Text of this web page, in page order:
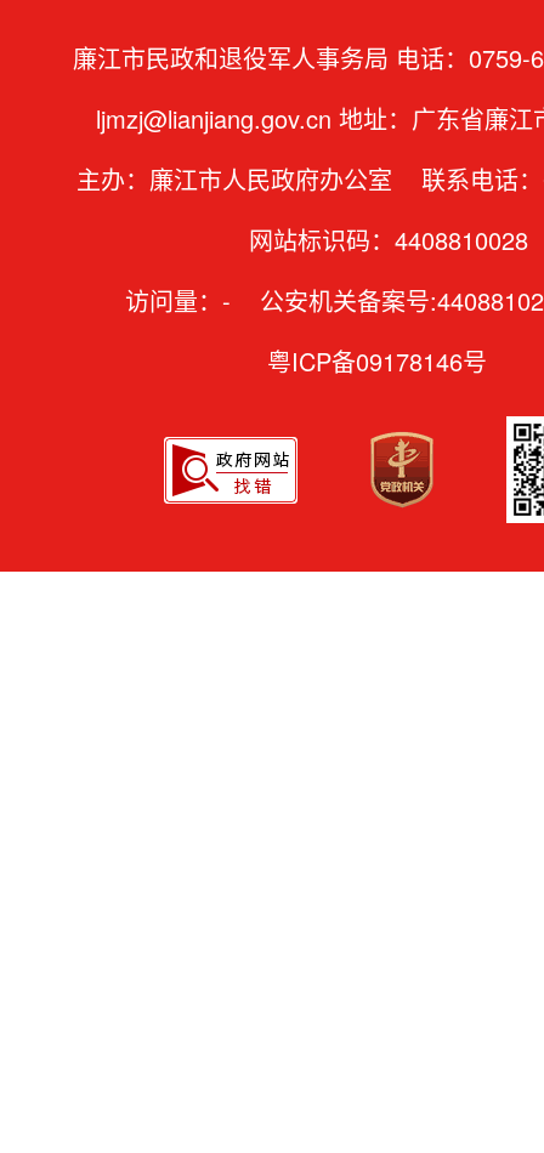
廉江市民政和退役军人事务局 电话：0759-
ljmzj@lianjiang.gov.cn 地址：广东省廉江
主办：廉江市人民政府办公室 联系电话
网站标识码：4408810028
访问量： - 公安机关备案号
粤ICP备09178146号